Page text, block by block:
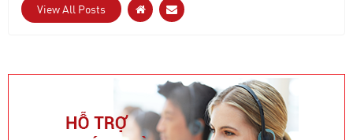
View All Posts